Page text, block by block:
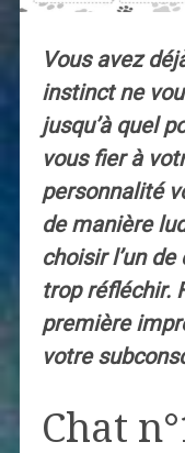
Vous avez
instinct ne
jusqu’à quel
vous fier à
personnalité
de manière
choisir l’un
trop réfléchir.
première
votre
Chat